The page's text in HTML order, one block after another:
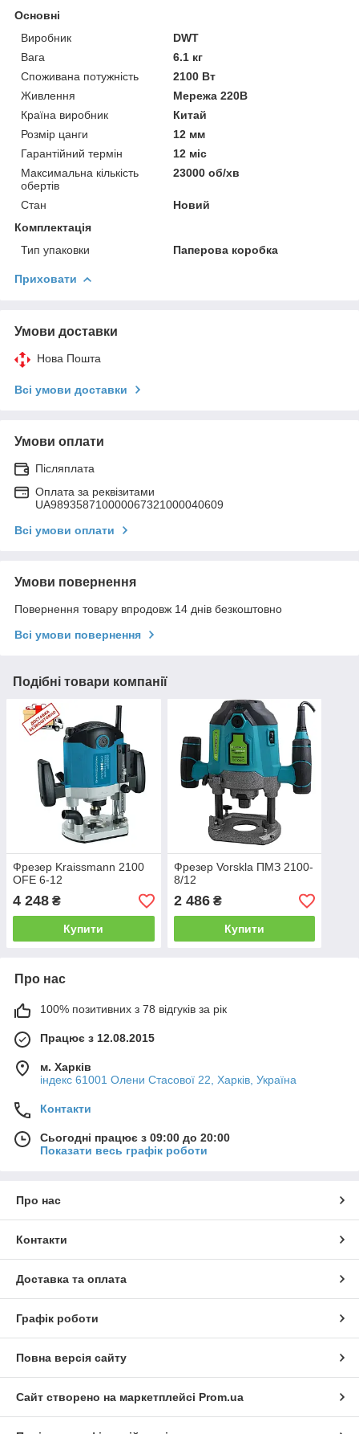
Основні
Виробник
DWT
Вага
6.1 кг
Споживана потужність
2100 Вт
Живлення
Мережа 220В
Країна виробник
Китай
Розмір цанги
12 мм
Гарантійний термін
12 міс
Максимальна кількість
обертів
23000 об/хв
Стан
Новий
Комплектація
Тип упаковки
Паперова коробка
Приховати
Умови доставки
Нова Пошта
Всі умови доставки
Умови оплати
Післяплата
Оплата за реквізитами
UA989358710000067321000040609
Всі умови оплати
Умови повернення
Повернення товару впродовж 14 днів безкоштовно
Всі умови повернення
Подібні товари компанії
Фрезер Kraissmann 2100
OFE 6-12
4 248 ₴
Купити
Фрезер Vorskla ПМЗ 2100-
8/12
2 486₴
Купити
Про нас
100% позитивних з 78 відгуків за рік
Працює з 12.08.2015
м. Харків
індекс 61001 Олени Стасової 22, Харків, Україна
Контакти
Сьогодні працює з 09:00 до 20:00
Показати весь графік роботи
Про нас
Контакти
Доставка та оплата
Графік роботи
Повна версія сайту
Сайт створено на маркетплейсі Prom.ua